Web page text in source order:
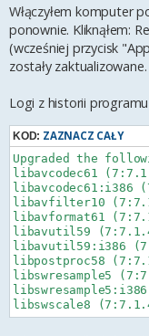
Error: Unable to
s
Włączyłem komputer
ponownie. Kliknąłem:
(wcześniej przycisk
zostały zaktualizowane.
Logi z historii
KOD: ZAZNACZ CAŁY
Upgraded the
libavcodec61
libavcodec61:i386
libavfilter10
libavformat61
libavutil59
libavutil59:i386
libpostproc58
libswresample5